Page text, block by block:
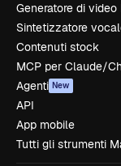
Generatore di video
Sintetizzatore
Contenuti stock
MCP per Claude/
Agenti New
API
App mobile
Tutti gli strumenti